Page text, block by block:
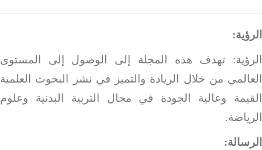
الرؤية:
الرؤية: تهدف هذه المجلة إلى الوصول إلى المستوى
العالمي من خلال الريادة والتميز في نشر البحوث العلمية
القيمة وعالية الجودة في مجال التربية البدنية وعلوم
الرياضة.
الرسالة: